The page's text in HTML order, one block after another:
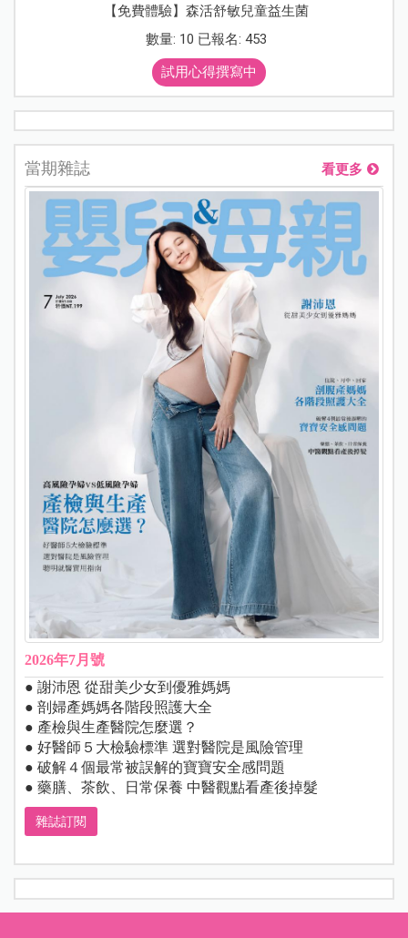
【免費體驗】森活舒敏兒童益生菌
數量: 10 已報名: 453
試用心得撰寫中
當期雜誌 看更多
2026年7月號
● 謝沛恩 從甜美少女到優雅媽媽
● 剖婦產媽媽各階段照護大全
● 產檢與生產醫院怎麼選？
● 好醫師５大檢驗標準 選對醫院是風險管理
● 破解４個最常被誤解的寶寶安全感問題
● 藥膳、茶飲、日常保養 中醫觀點看產後掉髮
雜誌訂閱